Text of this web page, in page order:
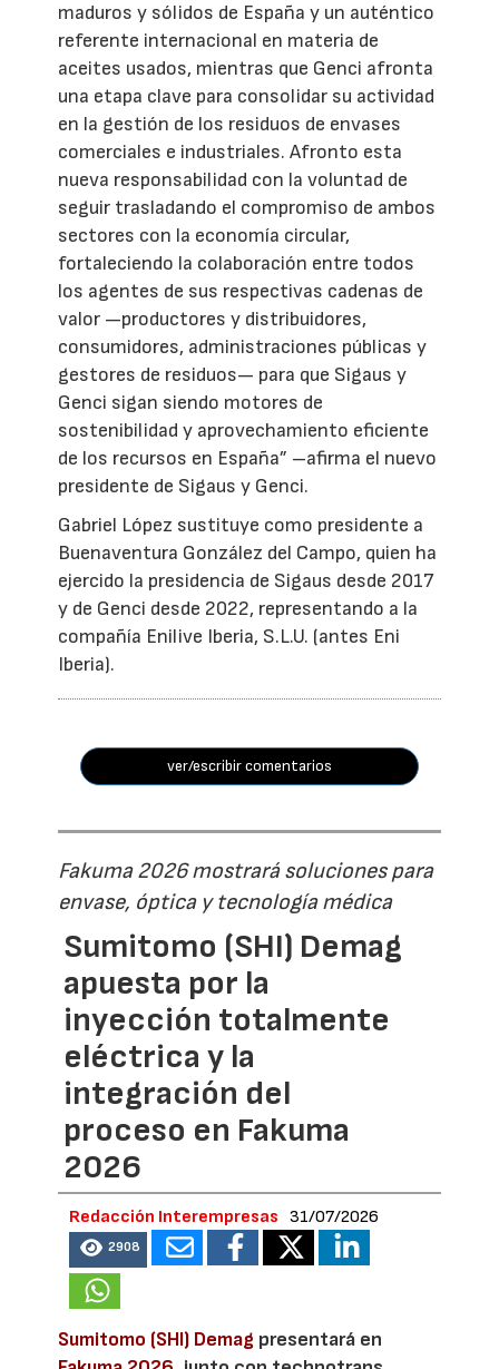
maduros y sólidos de España y un auténtico
referente internacional en materia de
aceites usados, mientras que Genci afronta
una etapa clave para consolidar su actividad
en la gestión de los residuos de envases
comerciales e industriales. Afronto esta
nueva responsabilidad con la voluntad de
seguir trasladando el compromiso de ambos
sectores con la economía circular,
fortaleciendo la colaboración entre todos
los agentes de sus respectivas cadenas de
valor —productores y distribuidores,
consumidores, administraciones públicas y
gestores de residuos— para que Sigaus y
Genci sigan siendo motores de
sostenibilidad y aprovechamiento eficiente
de los recursos en España” –afirma el nuevo
presidente de Sigaus y Genci.
Gabriel López sustituye como presidente a
Buenaventura González del Campo, quien ha
ejercido la presidencia de Sigaus desde 2017
y de Genci desde 2022, representando a la
compañía Enilive Iberia, S.L.U. (antes Eni
Iberia).
ver/escribir comentarios
Fakuma 2026 mostrará soluciones para
envase, óptica y tecnología médica
Sumitomo (SHI) Demag
apuesta por la
inyección totalmente
eléctrica y la
integración del
proceso en Fakuma
2026
Redacción Interempresas 31/07/2026
2908
Sumitomo (SHI) Demag presentará en